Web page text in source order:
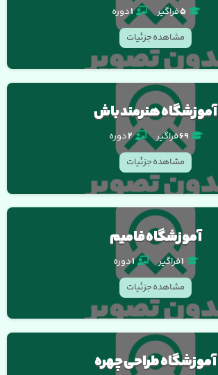
5فراگیر 1دوره
مشاهده جزئیات
آموزشگاه هنرمند باش
69فراگیر 2دوره
مشاهده جزئیات
آموزشگاه فامیم
1فراگیر 1دوره
مشاهده جزئیات
آموزشگاه طراحی چهره